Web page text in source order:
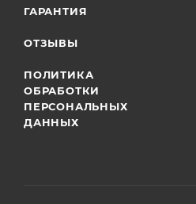
ГАРАНТИЯ
ОТЗЫВЫ
ПОЛИТИКА
ОБРАБОТКИ
ПЕРСОНАЛЬНЫХ
ДАННЫХ